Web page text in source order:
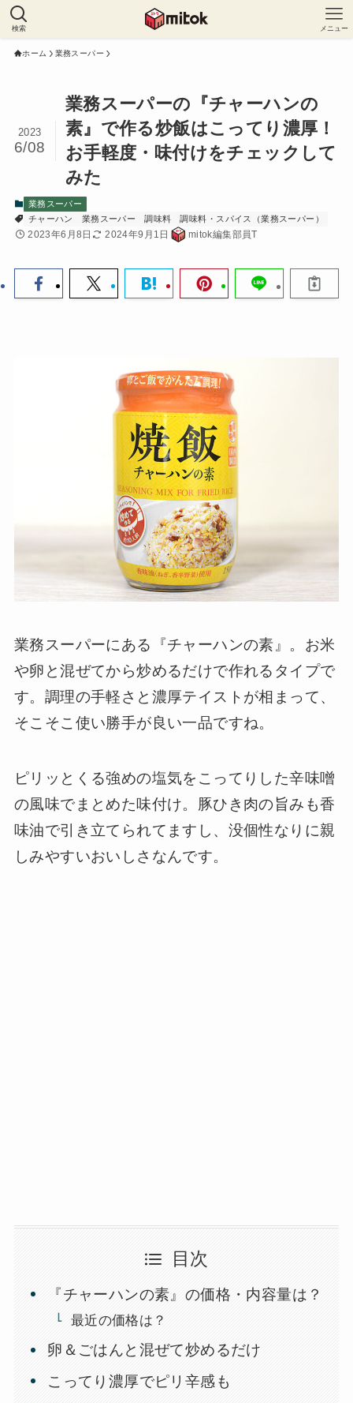
検索 メニュー
ホーム 業務スーパー
業務スーパーの『チャーハンの
素』で作る炒飯はこってり濃厚！
お手軽度・味付けをチェックして
みた
2023
6/08
業務スーパー
チャーハン
業務スーパー 調味料 調味料・スパイス（業務スーパー）
2023年6月8日 2024年9月1日 mitok編集部員T
業務スーパーにある『チャーハンの素』。お米
や卵と混ぜてから炒めるだけで作れるタイプで
す。調理の手軽さと濃厚テイストが相まって、
そこそこ使い勝手が良い一品ですね。
ピリッとくる強めの塩気をこってりした辛味噌
の風味でまとめた味付け。豚ひき肉の旨みも香
味油で引き立てられてますし、没個性なりに親
しみやすいおいしさなんです。
目次
『チャーハンの素』の価格・内容量は？
最近の価格は？
卵＆ごはんと混ぜて炒めるだけ
こってり濃厚でピリ辛感も